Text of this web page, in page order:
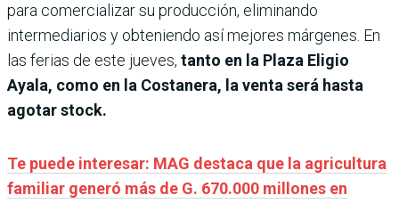
para comercializar su producción, eliminando
intermediarios y obteniendo así mejores márgenes. En
las ferias de este jueves, tanto en la Plaza Eligio
Ayala, como en la Costanera, la venta será hasta
agotar stock.
Te puede interesar: MAG destaca que la agricultura
familiar generó más de G. 670.000 millones en